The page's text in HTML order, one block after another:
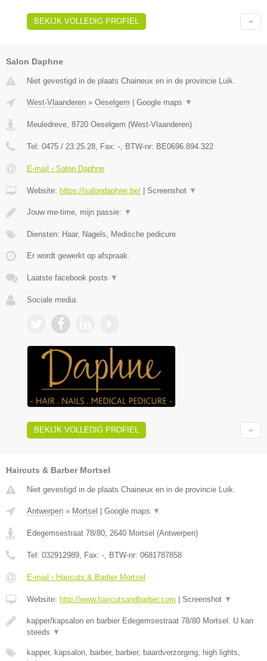
BEKIJK VOLLEDIG PROFIEL
Salon Daphne
Niet gevestigd in de plaats Chaineux en in de provincie Luik.
West-Vlaanderen » Oeselgem Google maps ▼
Meuledreve, 8720 Oeselgem (West-Vlaanderen)
Tel: 0475 / 23.25.28, Fax: -, BTW-nr: BE0696.894.322
E-mail › Salon Daphne
Website: https://salondaphne.be/ Screenshot ▼
Jouw me-time, mijn passie: ▼
Diensten: Haar, Nagels, Medische pedicure
Er wordt gewerkt op afspraak.
Laatste facebook posts ▼
Sociale media:
BEKIJK VOLLEDIG PROFIEL
Haircuts & Barber Mortsel
Niet gevestigd in de plaats Chaineux en in de provincie Luik.
Antwerpen » Mortsel Google maps ▼
Edegemsestraat 78/80, 2640 Mortsel (Antwerpen)
Tel: 032912989, Fax: -, BTW-nr: 0681787858
E-mail › Haircuts & Barber Mortsel
Website: http://www.haircutsandbarber.com Screenshot ▼
kapper/kapsalon en barbier Edegemsestraat 78/80 Mortsel. U kan
steeds ▼
kapper, kapsalon, barber, barbier, baardverzorging, high lights,